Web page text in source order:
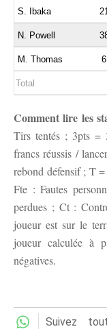
S. Ibaka
N. Powell
M. Thomas 6
Total
Comment lire les
Tirs tentés ; 3pts =
francs réussis /
rebond défensif ; T =
Fte : Fautes
perdues ; Ct :
joueur est sur le
joueur calculée à
négatives.
Suivez